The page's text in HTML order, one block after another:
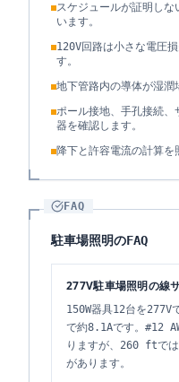
スケジュールが証明し
います。
120V回路は小さな電圧
す。
地下管路内の導体が湿潤
ポール接地、手孔接続
器を確認します。
降下と許容電流の計算を
FAQ
駐車場照明のFAQ
277V駐車場照明の線
150W器具12台を277V
で約8.1Aです。#12
りますが、260 ftでは
があります。